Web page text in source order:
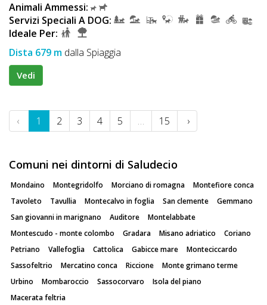
Animali Ammessi:
Servizi Speciali A DOG:
Ideale Per:
Dista 679 m dalla Spiaggia
Vedi
‹ 1 2 3 4 5 … 15 ›
Comuni nei dintorni di Saludecio
Mondaino Montegridolfo Morciano di romagna
Montefiore conca
Tavoleto
Tavullia Montecalvo in foglia San clemente
Gemmano
San giovanni in marignano
Auditore
Montelabbate
Montescudo - monte colombo
Gradara Misano adriatico
Coriano
Petriano
Vallefoglia Cattolica Gabicce mare
Monteciccardo
Sassofeltrio
Mercatino conca Riccione
Monte grimano terme
Urbino
Mombaroccio Sassocorvaro
Isola del piano
Macerata feltria